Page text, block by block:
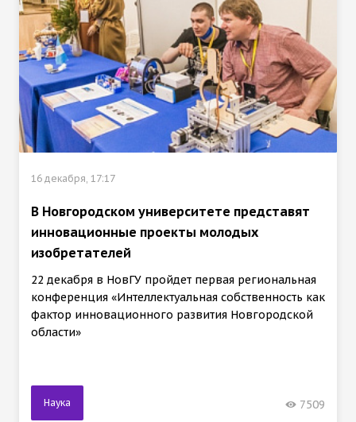
16 декабря, 17:17
В Новгородском университете представят
инновационные проекты молодых
изобретателей
22 декабря в НовГУ пройдет первая региональная
конференция «Интеллектуальная собственность как
фактор инновационного развития Новгородской
области»
Наука 7509